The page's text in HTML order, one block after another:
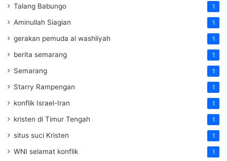
Talang Babungo 1
Aminullah Siagian 1
gerakan pemuda al washliyah 1
berita semarang 1
Semarang 1
Starry Rampengan 1
konflik Israel-Iran 1
kristen di Timur Tengah 1
situs suci Kristen 1
WNI selamat konflik 1